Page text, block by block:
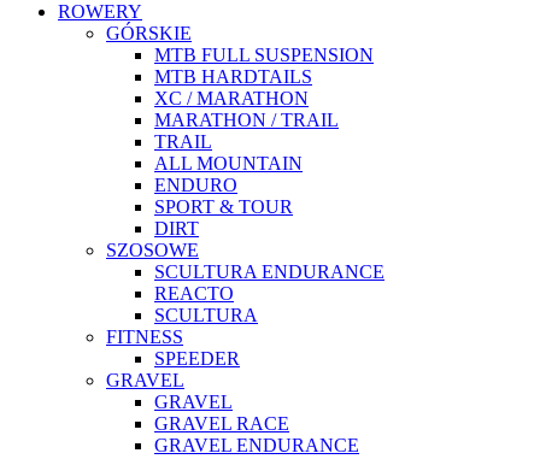
ROWERY
GÓRSKIE
MTB FULL SUSPENSION
MTB HARDTAILS
XC / MARATHON
MARATHON / TRAIL
TRAIL
ALL MOUNTAIN
ENDURO
SPORT & TOUR
DIRT
SZOSOWE
SCULTURA ENDURANCE
REACTO
SCULTURA
FITNESS
SPEEDER
GRAVEL
GRAVEL
GRAVEL RACE
GRAVEL ENDURANCE